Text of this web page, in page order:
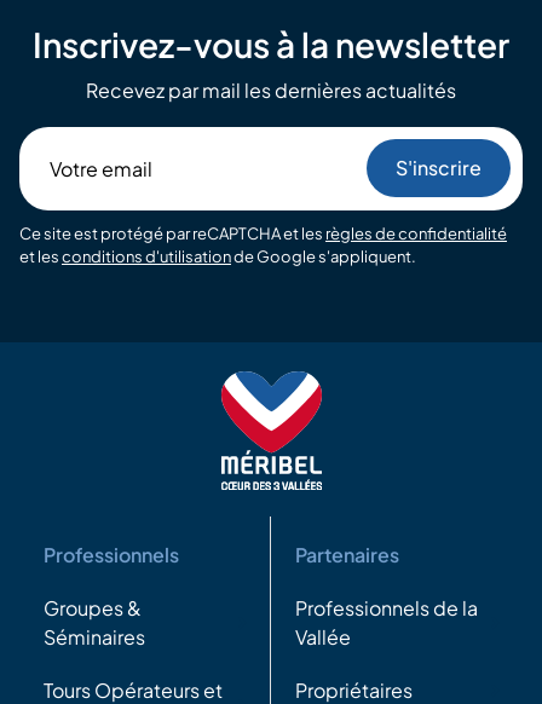
Inscrivez-vous à la newsletter
Recevez par mail les dernières actualités
email
Ce site est protégé par reCAPTCHA et les règles de confidentialité
et lesconditions d'utilisationde Google s'appliquent.
Professionnels
Groupes &
Séminaires
Tours Opérateurs et
Partenaires
Professionnels de la
Vallée
Propriétaires